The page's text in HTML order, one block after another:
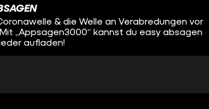
& die Welle an Verabredungen vor
„Appsagen3000“ kannst du easy absagen
aufladen!
nur Jahreszeiten! ?